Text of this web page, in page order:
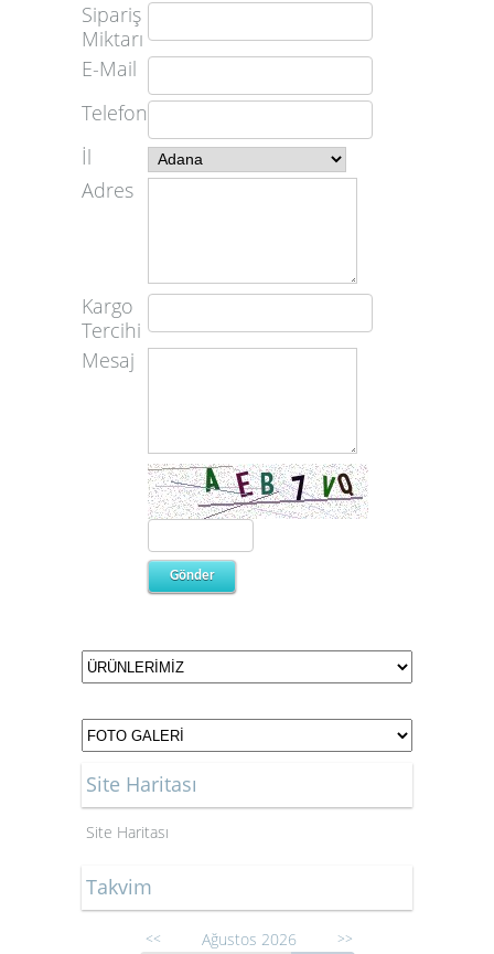
Sipariş
Miktarı
E-Mail
Telefon
İl
Adres
Kargo
Tercihi
Mesaj
Site Haritası
Site Haritası
Takvim
<< Ağustos 2026 >>